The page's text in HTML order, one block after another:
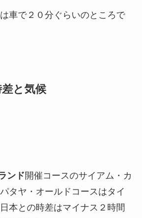
車で２０分ぐらいのところで
と気候
ンド開催コースのサイアム・カ
タヤ・オールドコースはタイ
本との時差はマイナス２時間